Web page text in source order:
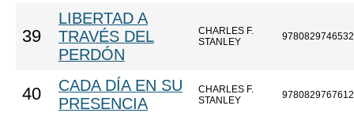
39
LIBERTAD A
TRAVÉS DEL
PERDÓN
CHARLES F.
STANLEY
9780829746532
40
CADA DÍA EN SU
PRESENCIA
CHARLES F.
STANLEY
9780829767612